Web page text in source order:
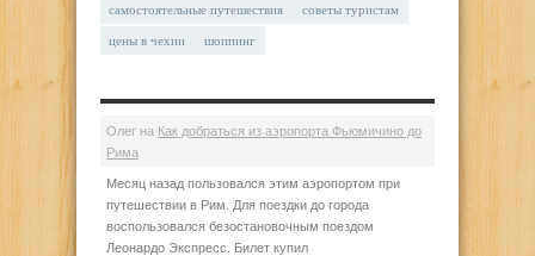
самостоятельные путешествия советы туристам
цены в чехии шоппинг
Олег на Как добраться из аэропорта Фьюмичино до
Рима
Месяц назад пользовался этим аэропортом при
путешествии в Рим. Для поездки до города
воспользовался безостановочным поездом
Леонардо Экспресс. Билет купил